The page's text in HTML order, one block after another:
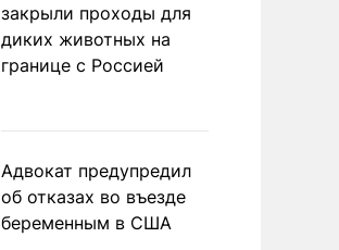
закрыли проходы для
диких животных на
границе с Россией
Адвокат предупредил
об отказах во въезде
беременным в США